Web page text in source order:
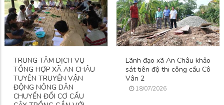
TRUNG TÂM DỊCH VỤ
TỔNG HỢP XÃ AN CHÂU
TUYÊN TRUYỀN VẬN
ĐỘNG NÔNG DÂN
CHUYỂN ĐỔI CƠ CẤU
Lãnh đạo xã An Châu khảo
sát tiên độ thi công cầu Cô
Vân 2
18/07/2026